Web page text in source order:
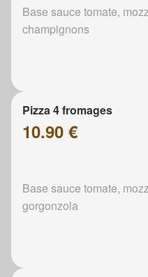
Base sauce tomate,
champignons
Pizza 4 fromages
10.90 €
Base sauce tomate,
gorgonzola